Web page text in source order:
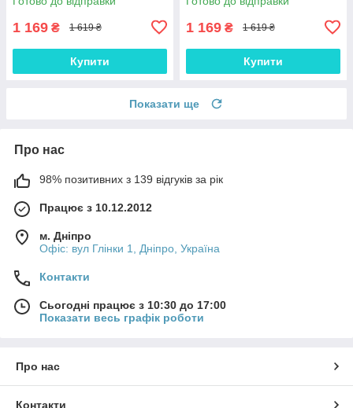
розкладний EDC, для зсу, GT-
1 169 ₴ 1 619 ₴
Купити
рибалку, для виживання
1 169 ₴ 1 619 ₴
Купити
Показати ще
Про нас
98% позитивних з 139 відгуків за рік
Працює з 10.12.2012
м. Дніпро
Офіс: вул Глінки 1, Дніпро, Україна
Контакти
Сьогодні працює з 10:30 до 17:00
Показати весь графік роботи
Про нас
Контакти